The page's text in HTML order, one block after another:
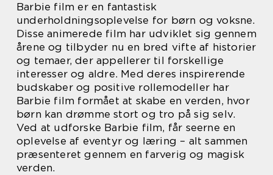
Barbie film er en fantastisk
underholdningsoplevelse for børn og voksne.
Disse animerede film har udviklet sig gennem
årene og tilbyder nu en bred vifte af historier
og temaer, der appellerer til forskellige
interesser og aldre. Med deres inspirerende
budskaber og positive rollemodeller har
Barbie film formået at skabe en verden, hvor
børn kan drømme stort og tro på sig selv.
Ved at udforske Barbie film, får seerne en
oplevelse af eventyr og læring – alt sammen
præsenteret gennem en farverig og magisk
verden.